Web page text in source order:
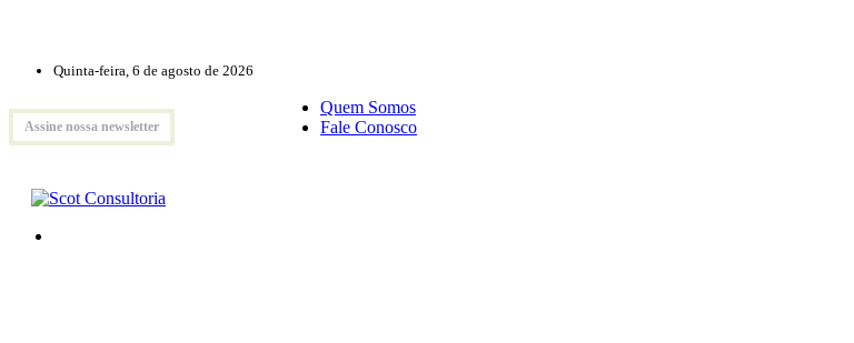
Quinta-feira, 6 de agosto de 2026
Assine nossa newsletter
Quem Somos
Fale Conosco